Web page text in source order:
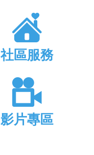
社區服務
影片專區